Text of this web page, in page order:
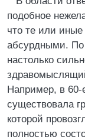
подобное
что те или
абсурдными. По
настолько
Например, в 60-
существовала
которой
полностью